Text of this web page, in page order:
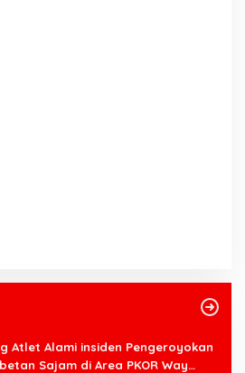
Atlet Alami insiden Pengeroyokan
Sajam di Area PKOR Way